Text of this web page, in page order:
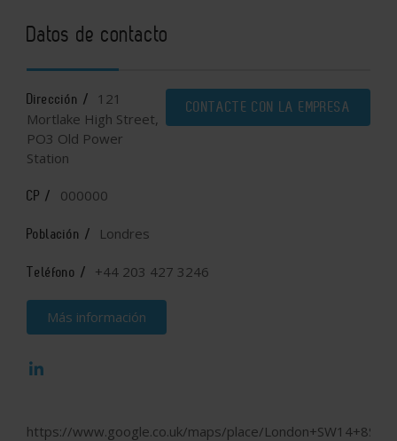
Datos de contacto
CONTACTE CON LA EMPRESA
Dirección /
121
Mortlake High Street,
PO3 Old Power
Station
CP / 000000
Población / Londres
Teléfono / +44 203 427 3246
Más información
https://www.google.co.uk/maps/place/